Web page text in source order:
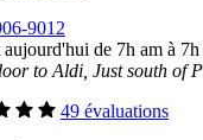
9012
de 7h am à
to Aldi, Just south of
49 évaluations